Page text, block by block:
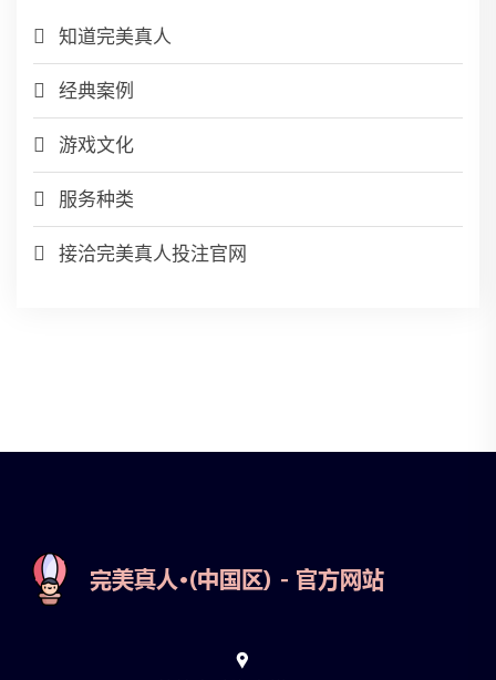
知道完美真人
经典案例
游戏文化
服务种类
接洽完美真人投注官网